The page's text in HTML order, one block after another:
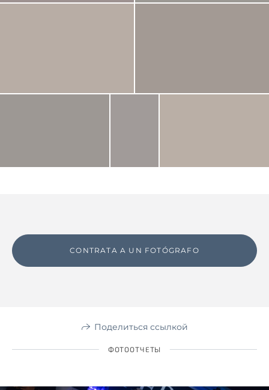
CONTRATA A UN FOTÓGRAFO
Поделиться ссылкой
ФОТООТЧЕТЫ